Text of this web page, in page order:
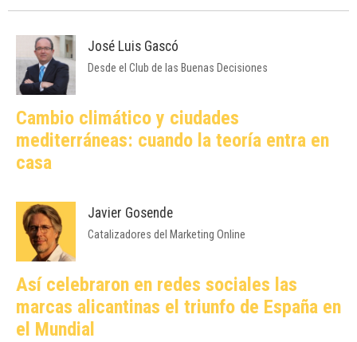
José Luis Gascó
Desde el Club de las Buenas Decisiones
Cambio climático y ciudades
mediterráneas: cuando la teoría entra en
casa
Javier Gosende
Catalizadores del Marketing Online
Así celebraron en redes sociales las
marcas alicantinas el triunfo de España en
el Mundial